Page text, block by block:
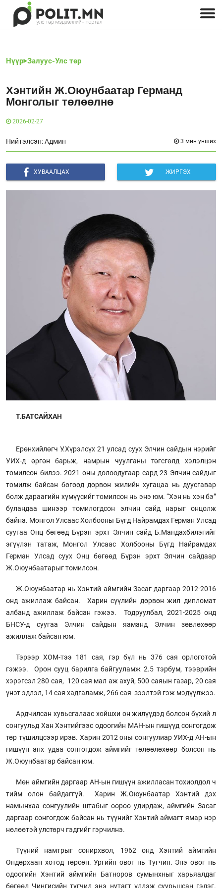
Нүүр Залуус-Улс төр
Хэнтийн Ж.Оюунбаатар Германд
Монголыг төлөөлнө
2026-02-27
Нийтэлсэн: Админ 3 мин унших
ХУВААЛЦАХ ЖИРГЭХ
Т.БАТСАЙХАН
Ерөнхийлөгч У.Хүрэлсүх 21 улсад суух Элчин сайдын нэрийг
УИХ-д өргөн барьж, намрын чуулганы төгсгөлд хэлэлцэн
томилсон билээ. 2021 оны долоодугаар сард 23 Элчин сайдыг
томилж байсан бөгөөд дөрвөн жилийн хугацаа нь дуусгавар
болж дараагийн хүмүүсийг томилсон нь энэ юм. “Хэн нь хэн бэ”
буландаа шинээр томилогдсон элчин сайд нарыг онцолж
байна. Монгол Улсаас Холбооны Бүгд Найрамдах Герман Улсад
суугаа Онц бөгөөд Бүрэн эрхт Элчин сайд Б.Мандахбилэгийг
эгүүлэн татаж, Монгол Улсаас Холбооны Бүгд Найрамдах
Герман Улсад суух Онц бөгөөд Бүрэн эрхт Элчин сайдаар
Ж.Оюунбаатарыг томилсон.
Ж.Оюунбаатар нь Хэнтий аймгийн Засаг даргаар 2012-2016
онд ажиллаж байсан. Харин сүүлийн дөрвөн жил дипломат
албанд ажиллаж байсан гэжээ. Тодруулбал, 2021-2025 онд
БНСУ-д суугаа Элчин сайдын яаманд Элчин зөвлөхөөр
ажиллаж байсан юм.
Тэрээр ХОМ-тээ 181 сая, гэр бүл нь 376 сая орлоготой
гэжээ. Орон сууц барилга байгууламж 2.5 тэрбум, тээврийн
хэрэгсэл 280 сая, 120 сая мал аж ахуй, 500 саяын газар, 20 сая
үнэт эдлэл, 14 сая хадгаламж, 266 сая зээлтэй гэж мэдүүлжээ.
Ардчилсан хувьсгалаас хойшхи он жилүүдэд болсон бүхий л
сонгуульд Хан Хэнтийгээс одоогийн МАН-ын гишүүд сонгогдож
төр түшилцсээр ирэв. Харин 2012 оны сонгуулиар УИХ-д АН-ын
гишүүн анх удаа сонгогдож аймгийг төлөөлөхөөр болсон нь
Ж.Оюунбаатар байсан юм.
Мөн аймгийн даргаар АН-ын гишүүн ажилласан тохиолдол ч
тийм олон байдаггүй. Харин Ж.Оюунбаатар Хэнтий дэх
намынхаа сонгуулийн штабыг өөрөө удирдаж, аймгийн Засаг
даргаар сонгогдож байсан нь түүнийг Хэнтий аймагт ямар нэр
нөлөөтэй улстөрч гэдгийг гэрчилнэ.
Түүний намтрыг сонирхвол, 1962 онд Хэнтий аймгийн
Өндөрхаан хотод төрсөн. Ургийн овог нь Тугчин. Энэ овог нь
одоогийн Хэнтий аймгийн Батноров сумынхныг харьяалдаг
бөгөөд Чингисийн тугчид энэ нутагт үлдэж суурьшсан гэдэг.